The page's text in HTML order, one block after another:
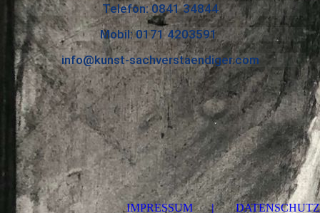
Telefon: 0841 34844
Mobil: 0171 4203591
info@kunst-sachverstaendiger.com
IMPRESSUM | DATENSCHUTZ